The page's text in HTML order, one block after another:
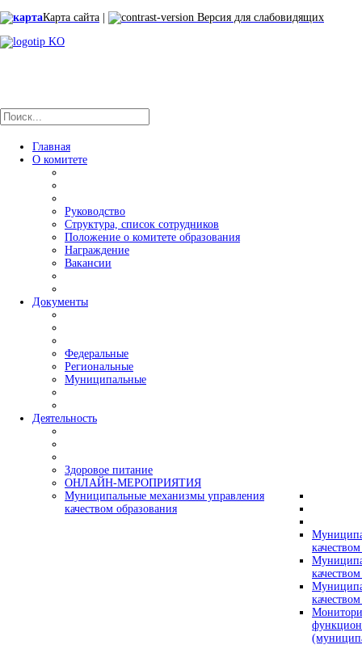
Карта сайта Версия для слабовидящих
Главная
О комитете
Руководство
Структура, список сотрудников
Положение о комитете образования
Награждение
Вакансии
Документы
Федеральные
Региональные
Муниципальные
Деятельность
Здоровое питание
ОНЛАЙН-МЕРОПРИЯТИЯ
Муниципальные механизмы управления
качеством образования